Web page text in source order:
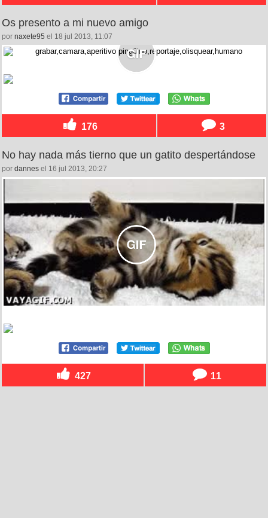
Os presento a mi nuevo amigo
por naxete95 el 18 jul 2013, 11:07
176 3
No hay nada más tierno que un gatito despertándose
por dannes el 16 jul 2013, 20:27
427 11